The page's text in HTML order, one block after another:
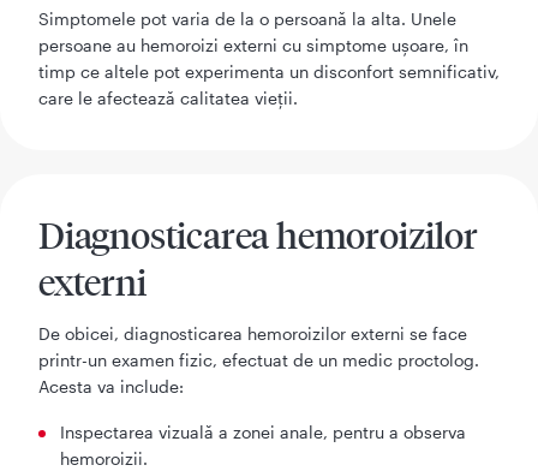
Simptomele pot varia de la o persoană la alta. Unele
persoane au hemoroizi externi cu simptome ușoare, în
timp ce altele pot experimenta un disconfort semnificativ,
care le afectează calitatea vieții.
Diagnosticarea hemoroizilor
externi
De obicei, diagnosticarea hemoroizilor externi se face
printr-un examen fizic, efectuat de un medic proctolog.
Acesta va include:
Inspectarea vizuală a zonei anale, pentru a observa
hemoroizii.